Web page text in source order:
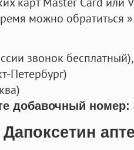
можно обратиться
звонок бесплатный),
Петербург)
добавочный номер: